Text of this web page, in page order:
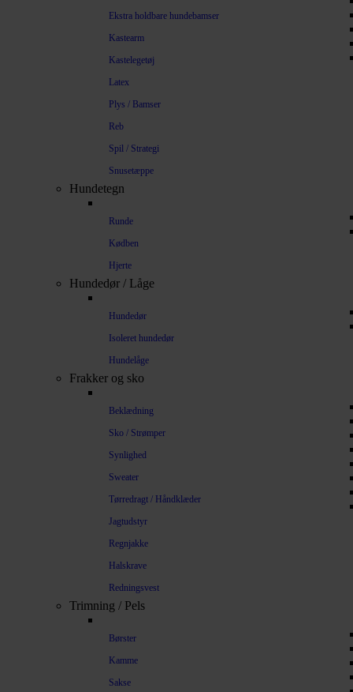
Ekstra holdbare hundebamser
Kastearm
Kastelegetøj
Latex
Plys / Bamser
Reb
Spil / Strategi
Snusetæppe
Hundetegn
Runde
Kødben
Hjerte
Hundedør / Låge
Hundedør
Isoleret hundedør
Hundelåge
Frakker og sko
Beklædning
Sko / Strømper
Synlighed
Sweater
Tørredragt / Håndklæder
Jagtudstyr
Regnjakke
Halskrave
Redningsvest
Trimning / Pels
Børster
Kamme
Sakse